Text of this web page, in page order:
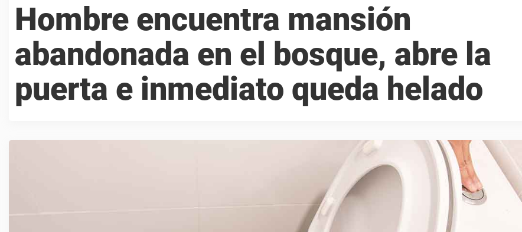
Hombre encuentra mansión
abandonada en el bosque, abre la
puerta e inmediato queda helado